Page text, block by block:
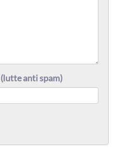
(lutte anti spam)